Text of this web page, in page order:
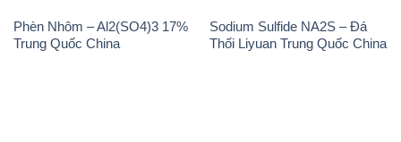
Phèn Nhôm – Al2(SO4)3 17%
Trung Quốc China
Sodium Sulfide NA2S – Đá
Thối Liyuan Trung Quốc China